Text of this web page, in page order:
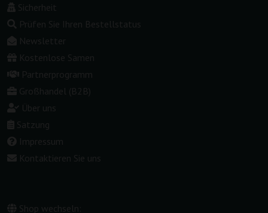
Sicherheit
Prüfen Sie Ihren Bestellstatus
Newsletter
Kostenlose Samen
Partnerprogramm
Großhandel (B2B)
Über uns
Satzung
Impressum
Kontaktieren Sie uns
Shop wechseln: